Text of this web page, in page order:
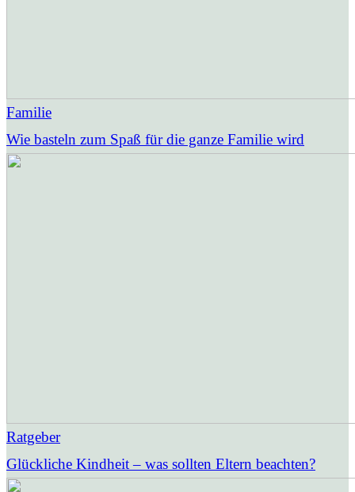
Familie
Wie basteln zum Spaß für die ganze Familie wird
Ratgeber
Glückliche Kindheit – was sollten Eltern beachten?